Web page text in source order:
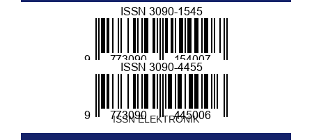
ISSN CETAK
ISSN ELEKTRONIK